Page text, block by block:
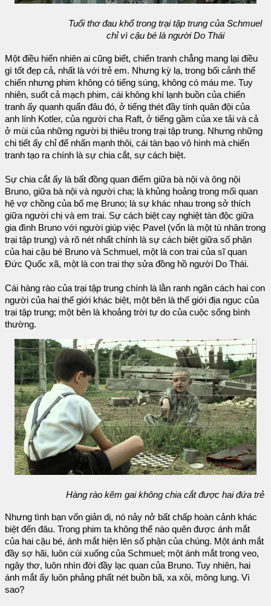
Tuổi thơ đau khổ trong trại tập trung của Schmuel
chỉ vì cậu bé là người Do Thái
Một điều hiển nhiên ai cũng biết, chiến tranh chẳng mang lại điều
gì tốt đẹp cả, nhất là với trẻ em. Nhưng kỳ lạ, trong bối cảnh thế
chiến nhưng phim không có tiếng súng, không có máu me. Tuy
nhiên, suốt cả mạch phim, cái không khí lạnh buồn của chiến
tranh ấy quanh quẩn đâu đó, ở tiếng thét đầy tính quân đội của
anh lính Kotler, của người cha Raft, ở tiếng gầm của xe tải và cả
ở mùi của những người bị thiêu trong trại tập trung. Nhưng những
chi tiết ấy chỉ để nhấn mạnh thôi, cái tàn bạo vô hình mà chiến
tranh tạo ra chính là sự chia cắt, sự cách biệt.
Sự chia cắt ấy là bất đồng quan điểm giữa bà nội và ông nội
Bruno, giữa bà nội và người cha; là khủng hoảng trong mối quan
hệ vợ chồng của bố mẹ Bruno; là sự khác nhau trong sở thích
giữa người chị và em trai. Sự cách biệt cay nghiệt tàn độc giữa
gia đình Bruno với người giúp việc Pavel (vốn là một tù nhân trong
trại tập trung) và rõ nét nhất chính là sự cách biệt giữa số phận
của hai cậu bé Bruno và Schmuel, một là con trai của sĩ quan
Đức Quốc xã, một là con trai thợ sửa đồng hồ người Do Thái.
Cái hàng rào của trại tập trung chính là lằn ranh ngăn cách hai con
người của hai thế giới khác biệt, một bên là thế giới địa ngục của
trại tập trung; một bên là khoảng trời tự do của cuộc sống bình
thường.
Hàng rào kẽm gai không chia cắt được hai đứa trẻ
Nhưng tình bạn vốn giản dị, nó nảy nở bất chấp hoàn cảnh khác
biệt đến đâu. Trong phim ta không thể nào quên được ánh mắt
của hai cậu bé, ánh mắt hiện lên số phận của chúng. Một ánh mắt
đầy sợ hãi, luôn cúi xuống của Schmuel; một ánh mắt trong veo,
ngây thơ, luôn nhìn đời đầy lạc quan của Bruno. Tuy nhiên, hai
ánh mắt ấy luôn phảng phất nét buồn bã, xa xôi, mông lung. Vì
sao?